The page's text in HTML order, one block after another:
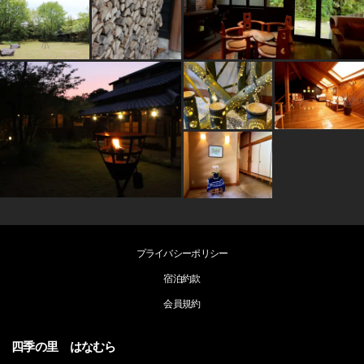
プライバシーポリシー
宿泊約款
会員規約
四季の里 はなむら